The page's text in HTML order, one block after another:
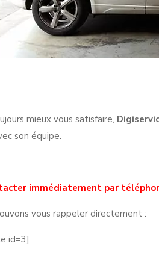
mieux vous satisfaire,
son équipe.
immédiatement par
vous rappeler directement :
id=3]